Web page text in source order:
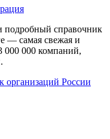
подробный справочник
— самая свежая и
000 000 компаний,
организаций России